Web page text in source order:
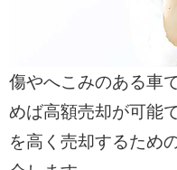
傷やへこみのある車
めば高額売却が可能
を高く売却するため